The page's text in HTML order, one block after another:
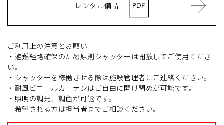
レンタル備品
ご利用上の注意とお願い
・避難経路確保のため原則シャッターは開放してご使用くださ
い。
・シャッターを稼働させる際は施設管理者にご連絡ください。
・耐風ビニールカーテンはご自由に開け閉めが可能です。
・照明の調光、調色が可能です。
希望される方は担当者までご相談ください。